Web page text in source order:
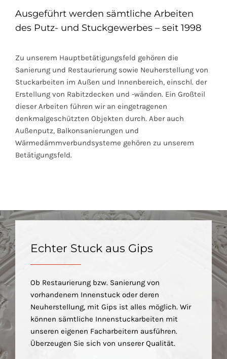
Ausgeführt werden sämtliche Arbeiten
des Putz- und Stuckgewerbes – seit 1998
Zu unserem Hauptbetätigungsfeld gehören die
Sanierung und Restaurierung sowie Neuherstellung von
Stuckarbeiten im Außen und Innenbereich, einschl. der
Erstellung von Rabitzdecken und -wänden. Ein Großteil
dieser Arbeiten führen wir an eingetragenen
denkmalgeschützten Objekten durch. Aber auch
Außenputz, Balkonsanierungen und
Wärmedämmverbundsysteme gehören zu unserem
Betätigungsfeld.
Echter Stuck aus Gips
Ob Restaurierung bzw. Sanierung von
vorhandenem Innenstuck oder deren
Neuherstellung, mit Gips ist alles möglich. Wir
können sämtliche Innenstuckarbeiten mit
unseren eigenen Facharbeitern ausführen.
Überzeugen Sie sich von unserer Qualität.